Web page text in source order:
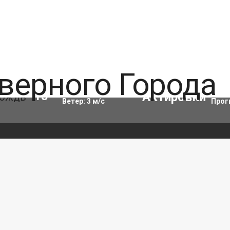
13 °C Влажность:86
Ветер: 3 м/с